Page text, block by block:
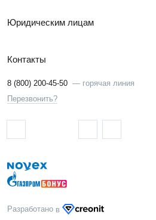
Юридическим лицам
Контакты
8 (800) 200-45-50 — горячая линия
Перезвонить?
Разработано в